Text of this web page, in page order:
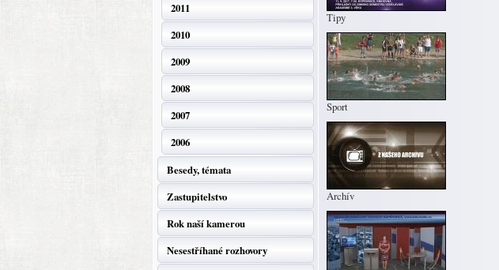
2011
2010
2009
2008
2007
2006
Besedy, témata
Zastupitelstvo
Rok naší kamerou
Nesestříhané rozhovory
Tipy
Sport
Archív